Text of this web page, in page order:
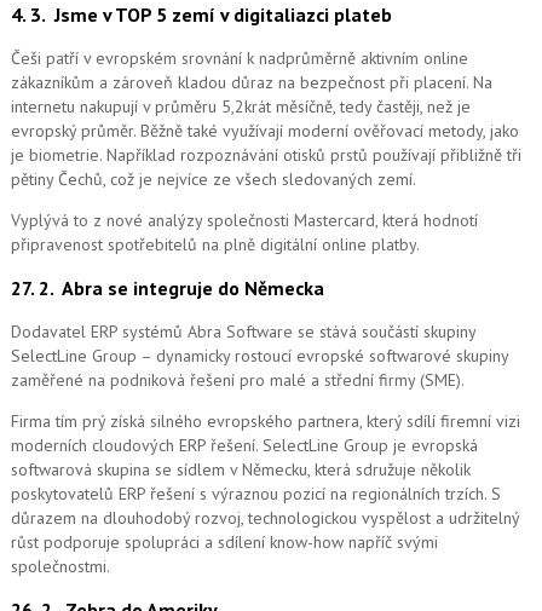
4. 3.Jsme v TOP 5 zemí v digitaliazci plateb
Češi patří v evropském srovnání k nadprůměrně aktivním online
zákazníkům a zároveň kladou důraz na bezpečnost při placení. Na
internetu nakupují v průměru 5,2krát měsíčně, tedy častěji, než je
evropský průměr. Běžně také využívají moderní ověřovací metody, jako
je biometrie. Například rozpoznávání otisků prstů používají přibližně tři
pětiny Čechů, což je nejvíce ze všech sledovaných zemí.
Vyplývá to z nové analýzy společnosti Mastercard, která hodnotí
připravenost spotřebitelů na plně digitální online platby.
27. 2. Abra se integruje do Německa
Dodavatel ERP systémů Abra Software se stává součástí skupiny
SelectLine Group – dynamicky rostoucí evropské softwarové skupiny
zaměřené na podniková řešení pro malé a střední firmy (SME).
Firma tím prý získá silného evropského partnera, který sdílí firemní vizi
moderních cloudových ERP řešení. SelectLine Group je evropská
softwarová skupina se sídlem v Německu, která sdružuje několik
poskytovatelů ERP řešení s výraznou pozicí na regionálních trzích. S
důrazem na dlouhodobý rozvoj, technologickou vyspělost a udržitelný
růst podporuje spolupráci a sdílení know-how napříč svými
společnostmi.